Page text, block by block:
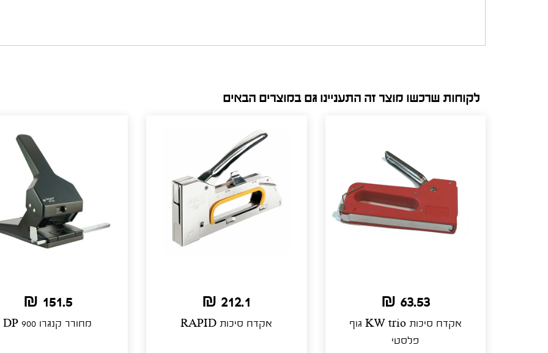
לקוחות שרכשו מוצר זה התעניינו גם במוצרים הבאים
63.53 ₪
אקדח סיכות KW trio גוף
פלסטי
212.1 ₪
אקדח סיכות RAPID
151.5 ₪
מחורר קנגרו DP 900